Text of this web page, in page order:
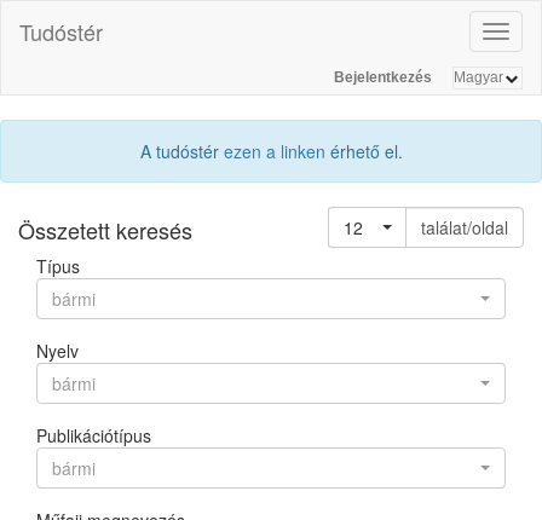
Tudóstér
Bejelentkezés
A tudóstér ezen a linken érhető el.
Összetett keresés 12
találat/oldal
Típus
bármi
Nyelv
bármi
Publikációtípus
bármi